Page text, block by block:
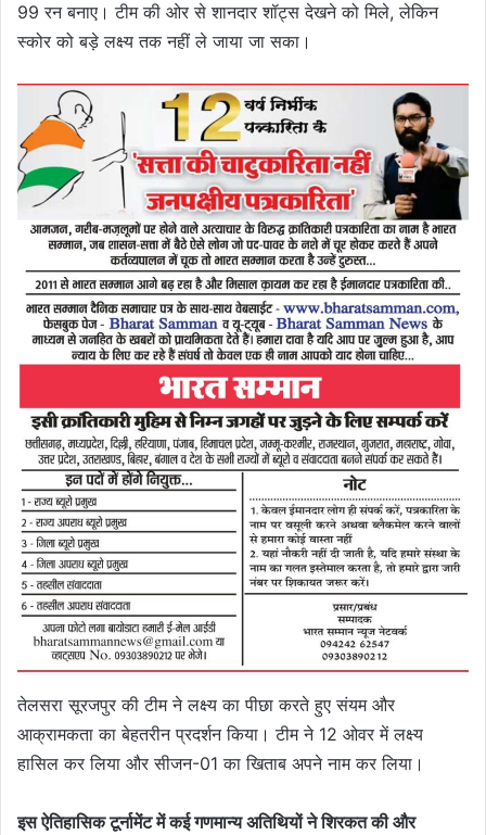
99 रन बनाए। टीम की ओर से शानदार शॉट्स देखने को मिले, लेकिन
स्कोर को बड़े लक्ष्य तक नहीं ले जाया जा सका।
तेलसरा सूरजपुर की टीम ने लक्ष्य का पीछा करते हुए संयम और
आक्रामकता का बेहतरीन प्रदर्शन किया। टीम ने 12 ओवर में लक्ष्य
हासिल कर लिया और सीजन-01 का खिताब अपने नाम कर लिया।
इस ऐतिहासिक टूर्नामेंट में कई गणमान्य अतिथियों ने शिरकत की और